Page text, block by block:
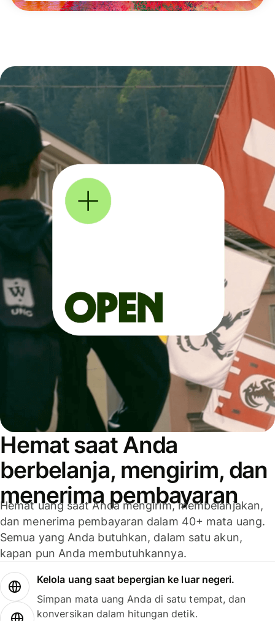
Hemat saat Anda
berbelanja, mengirim, dan
menerima pembayaran
Hemat uang saat Anda mengirim, membelanjakan,
dan menerima pembayaran dalam 40+ mata uang.
Semua yang Anda butuhkan, dalam satu akun,
kapan pun Anda membutuhkannya.
Kelola uang saat bepergian ke luar negeri.
Simpan mata uang Anda di satu tempat, dan
konversikan dalam hitungan detik.